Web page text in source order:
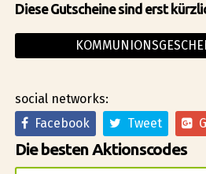
Diese Gutscheine sind erst
social networks:
Facebook
Tweet
Die besten Aktionscodes